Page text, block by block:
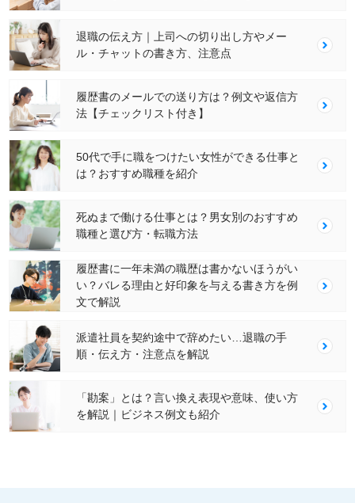
退職の伝え方｜上司への切り出し方やメー
ル・チャットの書き方、注意点
履歴書のメールでの送り方は？例文や返信方
法【チェックリスト付き】
50代で手に職をつけたい女性ができる仕事と
は？おすすめ職種を紹介
死ぬまで働ける仕事とは？男女別のおすすめ
職種と選び方・転職方法
履歴書に一年未満の職歴は書かないほうがい
い？バレる理由と好印象を与える書き方を例
文で解説
派遣社員を契約途中で辞めたい…退職の手
順・伝え方・注意点を解説
「勘案」とは？言い換え表現や意味、使い方
を解説｜ビジネス例文も紹介